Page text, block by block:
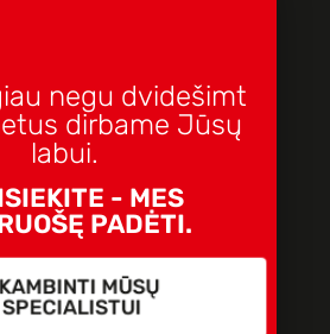
negu dvidešimt
dirbame Jūsų
labui.
- MES
PADĖTI.
MŪSŲ
SPECIALISTUI